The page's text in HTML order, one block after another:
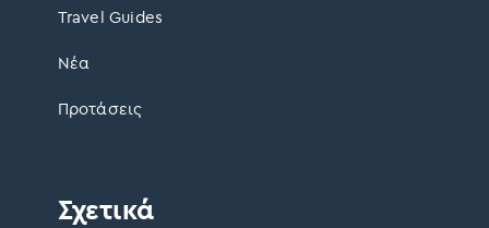
Σχετικά
Travel Guides
Νέα
Προτάσεις